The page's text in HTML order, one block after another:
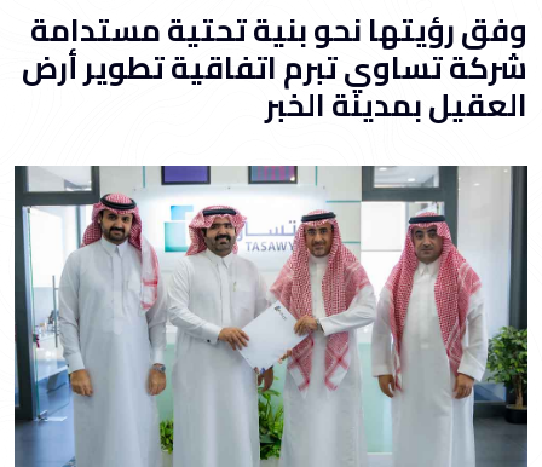
وفق رؤيتها نحو بنية تحتية مستدامة
شركة تساوي تبرم اتفاقية تطوير أرض
العقيل بمدينة الخبر